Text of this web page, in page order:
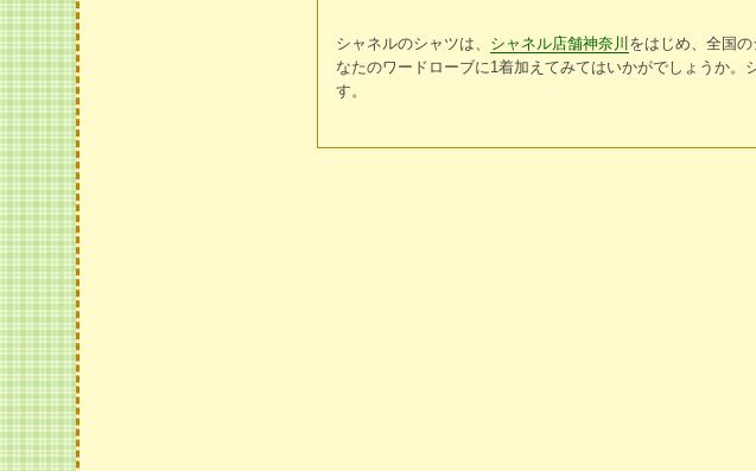
シャネルのシャツは、 シャネル店舗神奈川 をはじめ、全国
なたのワードローブに1着加えてみてはいかがでしょうか
す。